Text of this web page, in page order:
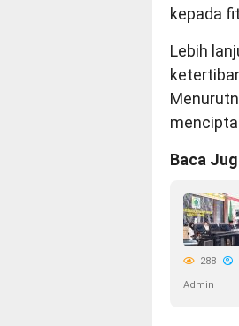
kepada
Lebih
Baca
288
Admin